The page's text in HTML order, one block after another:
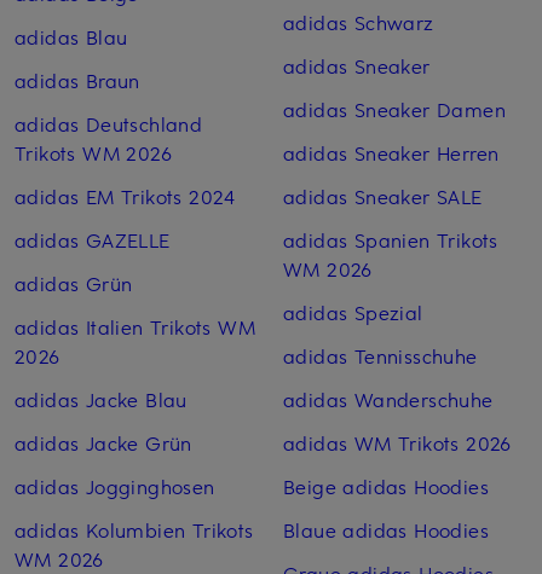
adidas Blau
adidas Braun
adidas Deutschland
Trikots WM 2026
adidas EM Trikots 2024
adidas GAZELLE
adidas Grün
adidas Italien Trikots WM
2026
adidas Jacke Blau
adidas Jacke Grün
adidas Jogginghosen
adidas Kolumbien Trikots
WM 2026
adidas Schwarz
adidas Sneaker
adidas Sneaker Damen
adidas Sneaker Herren
adidas Sneaker SALE
adidas Spanien Trikots
WM 2026
adidas Spezial
adidas Tennisschuhe
adidas Wanderschuhe
adidas WM Trikots 2026
Beige adidas Hoodies
Blaue adidas Hoodies